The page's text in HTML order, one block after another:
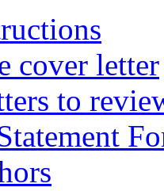
cover letter
to